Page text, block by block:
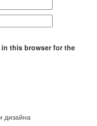
in this browser for the
дизайна